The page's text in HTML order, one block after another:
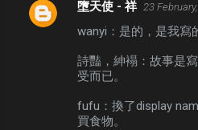
墮天使 - 祥 23
wanyi：是的，是我寫
詩豔，紳褟：故事是
受而已。
fufu：換了display
買食物。